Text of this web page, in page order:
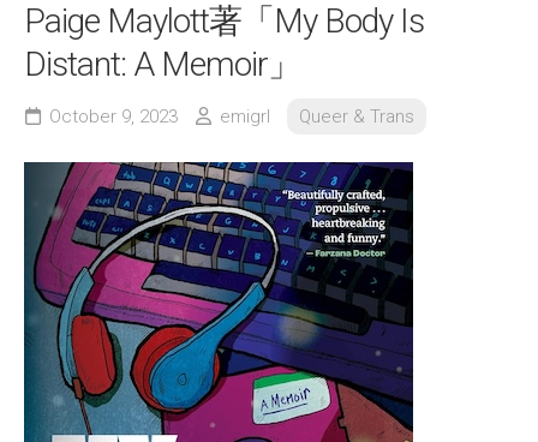
Paige Maylott著「My Body Is
Distant: A Memoir」
October 9, 2023 emigrl Queer & Trans